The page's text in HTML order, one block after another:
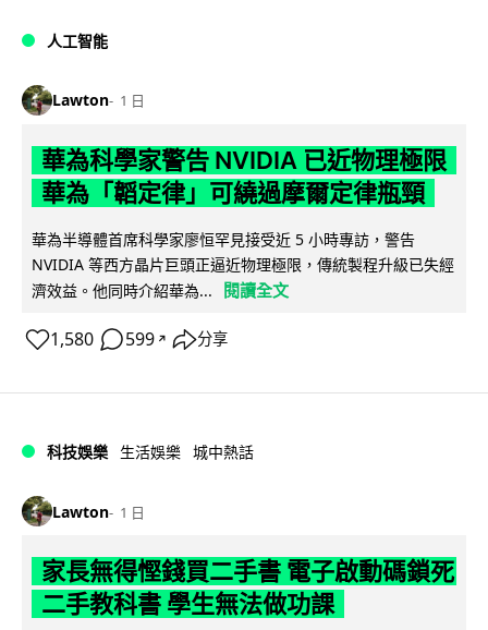
人工智能
Lawton 1 日
華為科學家警告 NVIDIA 已近物理極限
華為「韜定律」可繞過摩爾定律瓶頸
華為半導體首席科學家廖恒罕見接受近 5 小時專訪，警告
NVIDIA 等西方晶片巨頭正逼近物理極限，傳統製程升級已失經
濟效益。他同時介紹華為...
閱讀全文
1,580 599 ↗ 分享
科技娛樂 生活娛樂 城中熱話
Lawton 1 日
家長無得慳錢買二手書 電子啟動碼鎖死
二手教科書 學生無法做功課